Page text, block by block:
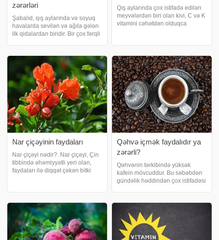
zərərləri
Şabalıd, qış aylarında və soyuq
havalarda sevilən və ağıla gələn
ilk qidalardan biridir. Bir çox fərqli
qovrulmuş şəkildə də yeyilir.
Kalori baxımından aşağı
dəyərdədir
Qış aylarında çox istifadə edilən
meyvələrdən biri olan kivi, C və K
vitamini cəhətdən olduqca
cəhətdən olduqca yararlı meyvə
olması diqqətə çatdırılmalıdır.
Tərkibind
Nar çiçəyinin faydaları
Nar çiçəyi nədir?. Nar çiçəyi, Çin
tibbində əhəmiyyətli yeri olan,
faydaları ilə diqqət çəkən bitki
açar. Nar çiçəkləri gözəl
görüntüyə sahib olduqları kimi
Qəhvə içmək faydalıdır ya
zərərli?
Qəhvənin tərkibində yüksək
kafein mövcuddur. Bu səbəbdən
gündəlik həddindən çox istifadəsi
vücudda su itkisinə qədər bir çox
narahatçılıqlar yaşana bilər. xəbə